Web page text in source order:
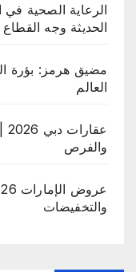
الرعاية الصحية في
الحديثة وجه
مضيق هرمز: بؤرة
العالم
والفرص
والتخفيضات